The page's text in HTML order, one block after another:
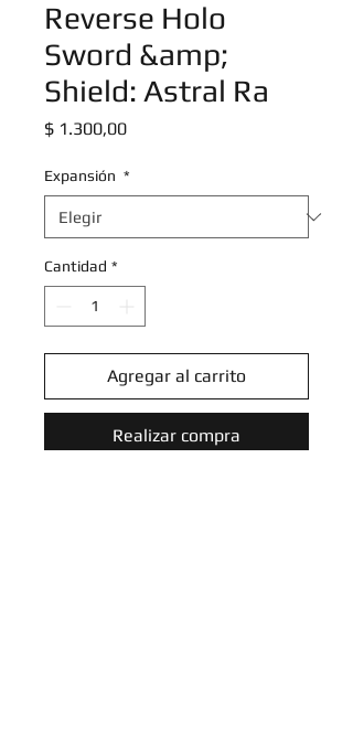
Reverse Holo
Sword &amp;
Shield: Astral Ra
$ 1.300,00Precio
Expansión *
Cantidad *
Agregar al carrito
Realizar compra